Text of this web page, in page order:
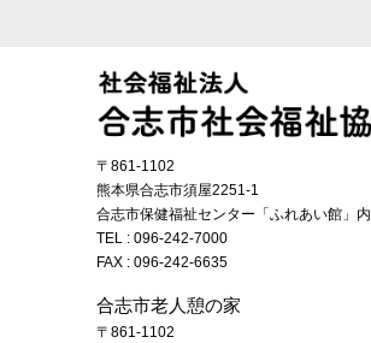
〒861-1102
熊本県合志市須屋2251-1
合志市保健福祉センター「ふれあい館」内
TEL : 096-242-7000
FAX : 096-242-6635
合志市老人憩の家
〒861-1102